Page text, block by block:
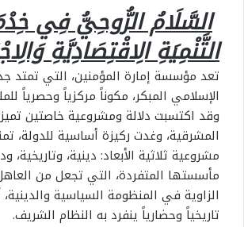
السَّلَامُ الرُّوحِيُّ فِي
التَّنْمِيَةِ الِاقْتِصَادِيَّةِ
تعد مؤسسة إمارة المؤمنين، التي تمتد
الإسلامي المبكر، مكوناً مركزياً وحصرياً
وقد اكتسبت دلالة ومشروعية خاصتين
المشرقية، وغدت ركيزة أساسية للدولة،
مشروعية ثلاثية الأبعاد: دينية، وتاريخية،
مأسستها المتفردة، التي تجعل من
الزاوية في المنظومة السياسية
تاريخياً وحضارياً ينفرد به النظام الشريف.